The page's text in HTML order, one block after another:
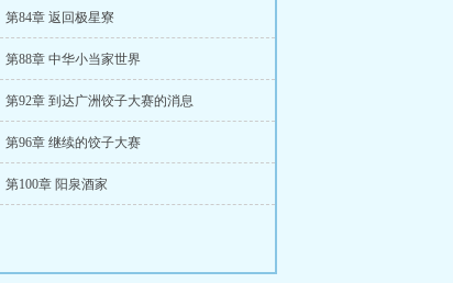
第84章 返回极星寮
第88章 中华小当家世界
第92章 到达广洲饺子大赛的消息
第96章 继续的饺子大赛
第100章 阳泉酒家